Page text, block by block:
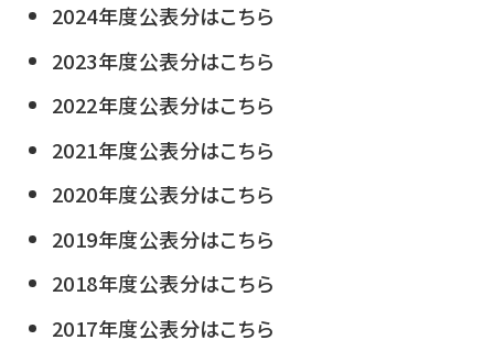
2024年度公表分はこちら
2023年度公表分はこちら
2022年度公表分はこちら
2021年度公表分はこちら
2020年度公表分はこちら
2019年度公表分はこちら
2018年度公表分はこちら
2017年度公表分はこちら